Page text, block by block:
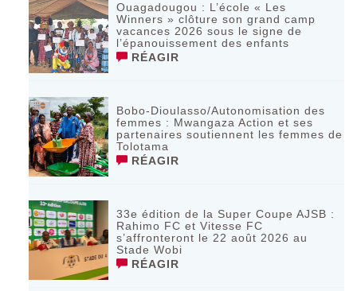
Ouagadougou : L’école « Les
Winners » clôture son grand camp
vacances 2026 sous le signe de
l’épanouissement des enfants
RÉAGIR
Bobo-Dioulasso/Autonomisation des
femmes : Mwangaza Action et ses
partenaires soutiennent les femmes de
Tolotama
RÉAGIR
33e édition de la Super Coupe AJSB :
Rahimo FC et Vitesse FC
s’affronteront le 22 août 2026 au
Stade Wobi
RÉAGIR